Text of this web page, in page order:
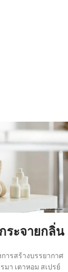
ระจายกลิ่น
ารสร้างบรรยากาศ
า เตาหอม สเปรย์